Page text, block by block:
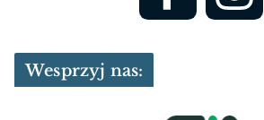
Wesprzyj nas: